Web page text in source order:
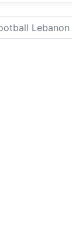
Lebanon